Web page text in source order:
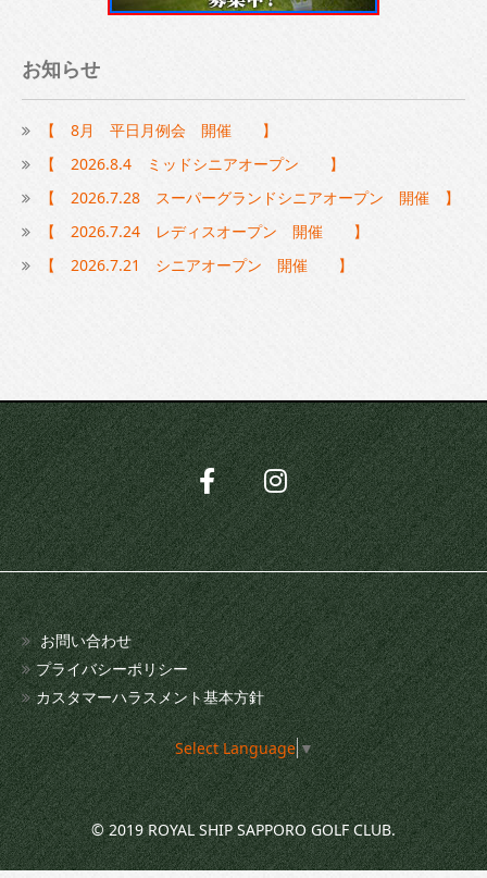
お知らせ
【 8月 平日月例会 開催 】
【 2026.8.4 ミッドシニアオープン 】
【 2026.7.28 スーパーグランドシニアオープン 開催 】
【 2026.7.24 レディスオープン 開催 】
【 2026.7.21 シニアオープン 開催 】
お問い合わせ
プライバシーポリシー
カスタマーハラスメント基本方針
Select Language▼
© 2019 ROYAL SHIP SAPPORO GOLF CLUB.